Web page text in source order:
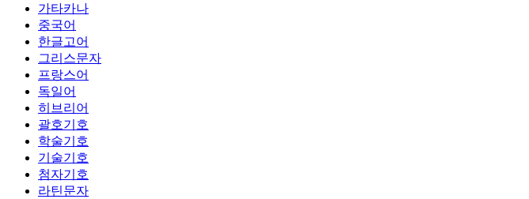
가타카나
중국어
한글고어
그리스문자
프랑스어
독일어
히브리어
괄호기호
학술기호
기술기호
첨자기호
라틴문자